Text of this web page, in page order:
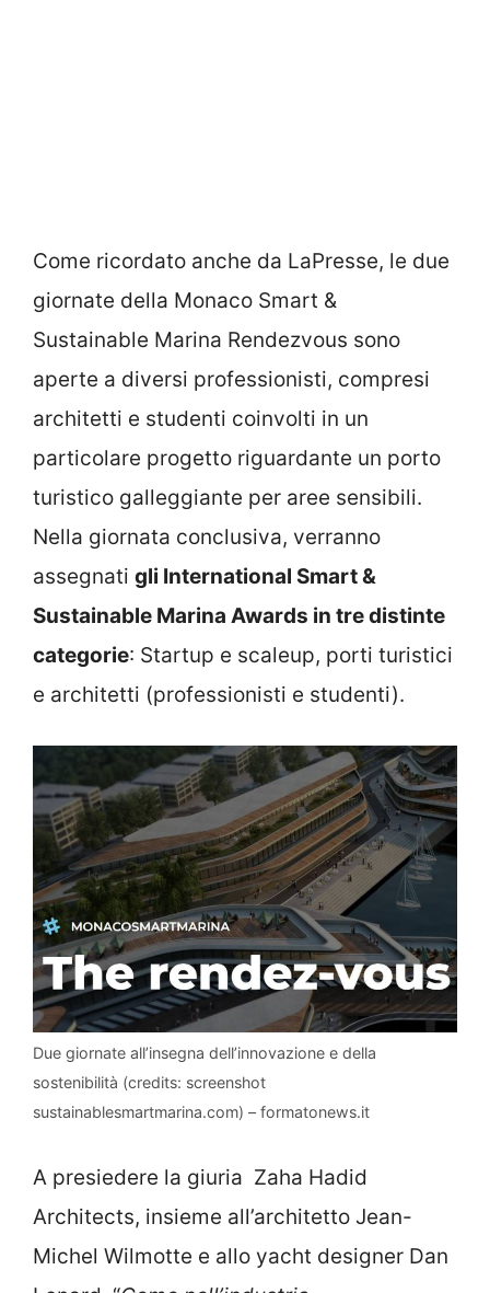
Come ricordato anche da LaPresse, le due
giornate della Monaco Smart &
Sustainable Marina Rendezvous sono
aperte a diversi professionisti, compresi
architetti e studenti coinvolti in un
particolare progetto riguardante un porto
turistico galleggiante per aree sensibili.
Nella giornata conclusiva, verranno
assegnati gli International Smart &
Sustainable Marina Awards in tre distinte
categorie: Startup e scaleup, porti turistici
e architetti (professionisti e studenti).
Due giornate all’insegna dell’innovazione e della
sostenibilità (credits: screenshot
sustainablesmartmarina.com) – formatonews.it
A presiedere la giuria Zaha Hadid
Architects, insieme all’architetto Jean-
Michel Wilmotte e allo yacht designer Dan